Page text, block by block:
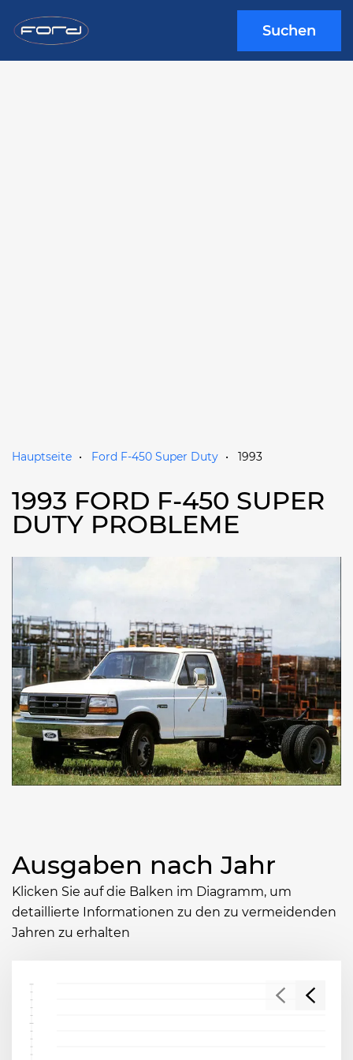
Suchen
Hauptseite Ford F-450 Super Duty 1993
1993 FORD F-450 SUPER
DUTY PROBLEME
Ausgaben nach Jahr
Klicken Sie auf die Balken im Diagramm, um
detaillierte Informationen zu den zu vermeidenden
Jahren zu erhalten